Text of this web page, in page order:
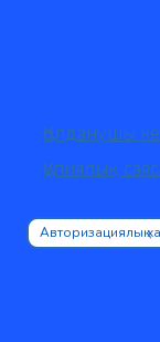
Қолданушы
Құпиялық
Авторизациялық